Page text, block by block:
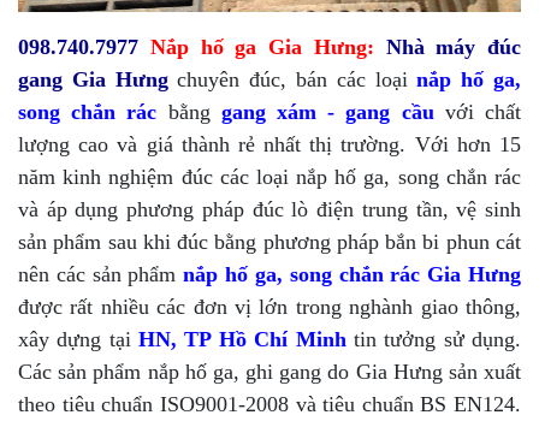
098.740.7977 Nắp hố ga Gia Hưng: Nhà máy đúc
gang Gia Hưng chuyên đúc, bán các loạinắp hố ga,
song chắn rác bằng gang xám - gang cầu với chất
lượng cao và giá thành rẻ nhất thị trường. Với hơn 15
năm kinh nghiệm đúc các loại nắp hố ga, song chắn rác
và áp dụng phương pháp đúc lò điện trung tần, vệ sinh
sản phẩm sau khi đúc bằng phương pháp bắn bi phun cát
nên các sản phẩmnắp hố ga, song chắn rác Gia Hưng
được rất nhiều các đơn vị lớn trong nghành giao thông,
xây dựng tạiHN, TP Hồ Chí Minh tin tưởng sử dụng.
Các sản phẩm nắp hố ga, ghi gang do Gia Hưng sản xuất
theo tiêu chuẩn ISO9001-2008 và tiêu chuẩn BS EN124.